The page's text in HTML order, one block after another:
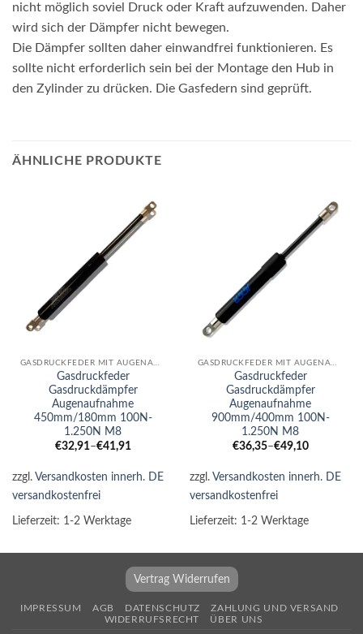
nicht möglich soviel Druck oder Kraft aufzuwenden. Daher
wird sich der Dämpfer nicht bewegen.
Die Dämpfer sollten daher einwandfrei funktionieren. Es
sollte nicht erforderlich sein bei der Montage den Hub in
den Zylinder zu drücken. Die Gasfedern sind geprüft.
ÄHNLICHE PRODUKTE
GASDRUCKFEDER MIT AUGENAUFNAHME
Gasdruckfeder
Gasdruckdämpfer
Augenaufnahme
450mm/180mm 100N-
1.250N M8
€32,91–€41,91
zzgl. Versandkosten innerh. DE
versandkostenfrei
Lieferzeit: 1-2 Werktage
GASDRUCKFEDER MIT AUGENAUFNAHME
Gasdruckfeder
Gasdruckdämpfer
Augenaufnahme
900mm/400mm 100N-
1.250N M8
€36,35–€49,10
zzgl. Versandkosten innerh. DE
versandkostenfrei
Lieferzeit: 1-2 Werktage
Vertrag Widerrufen
IMPRESSUM AGB DATENSCHUTZ
ZAHLUNG UND VERSAND
WIDERRUFSRECHT
ÜBER UNS